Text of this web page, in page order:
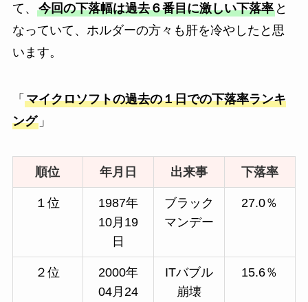
て、 今回の下落幅は過去６番目に激しい下落率と
なっていて、ホルダーの方々も肝を冷やしたと思
います。
「 マイクロソフトの過去の１日での下落率ランキ
ング」
順位 年月日 出来事 下落率
１位
1987年
10月19
日
ブラック
マンデー
27.0％
２位
2000年
04月24
ITバブル
崩壊
15.6％